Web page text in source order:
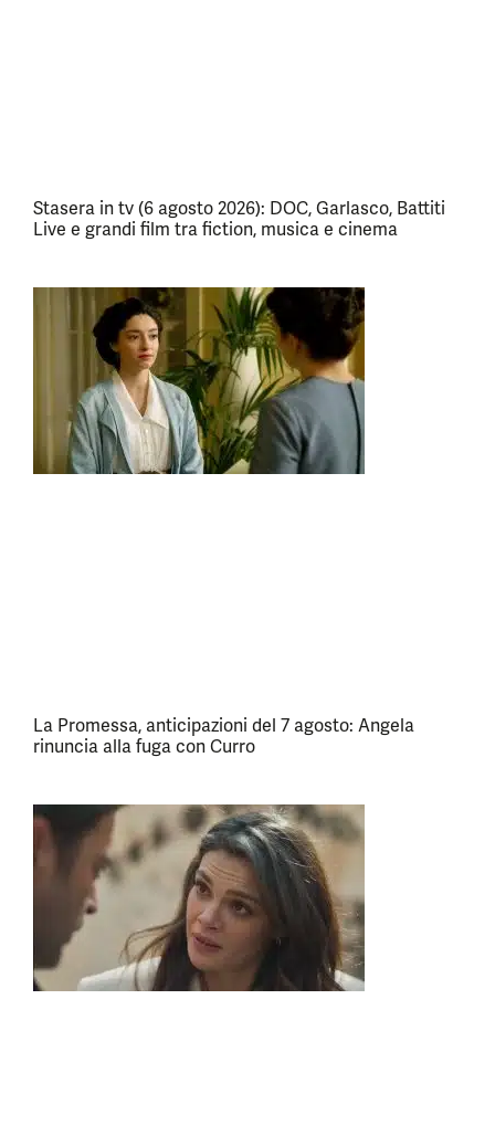
Stasera in tv (6 agosto 2026): DOC, Garlasco, Battiti
Live e grandi film tra fiction, musica e cinema
La Promessa, anticipazioni del 7 agosto: Angela
rinuncia alla fuga con Curro